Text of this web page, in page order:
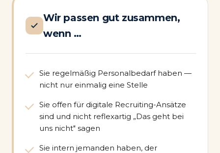
Wir passen gut zusammen,
wenn …
Sie regelmäßig Personalbedarf haben —
nicht nur einmalig eine Stelle
Sie offen für digitale Recruiting-Ansätze
sind und nicht reflexartig „Das geht bei
uns nicht" sagen
Sie intern jemanden haben, der